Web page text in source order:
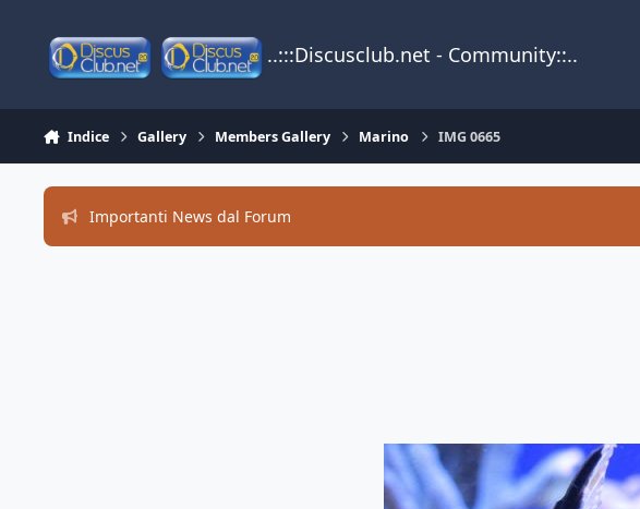
..:::Discusclub.net - Community::..
Indice Gallery Members Gallery Marino IMG 0665
Importanti News dal Forum